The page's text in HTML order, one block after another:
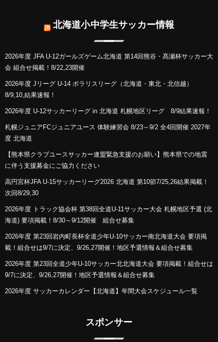
北海道小中学生サッカー情報
2026年度 JFA U-12ガールズゲーム北海道 第14回熊谷・髙瀬杯サッカー大
会 組合せ掲載！8/22,23開催
2026年度 Jリーグ U-14 ポラリスリーグ（北海道・東北・北信越）
8/9,10,結果速報！
2026年度 U-12サッカーリーグ in 北海道 札幌地区リーグ 8/9結果速報！
札幌ジュニアFCジュニアユース 体験練習会 8/23～9/2 全4回開催 2027年
度 北海道
【熊本県クラブユースサッカー連盟緊急支援のお願い】熊本県での地震
に伴う支援募金にご協力ください
高円宮杯JFA U-15サッカーリーグ2026 北海道 第10節7/25,26結果掲載！
次回8/29,30
2026年度 トラック協会杯 第38回全道U-11サッカー大会 札幌地区予選 (北
海道) 要項掲載！8/30～9/12開催 組合せ募集
2026年度 第23回岩内町長杯全道少年U-10サッカー南北海道大会 要項掲
載！組合せは9/7に決定、9/26,27開催！地区予選情報＆組合せ募集
2026年度 第23回全道少年U-10サッカー北北海道大会 要項掲載！組合せは
9/7に決定、9/26,27開催！地区予選情報＆組合せ募集
2026年度 サッカーカレンダー【北海道】年間大会スケジュール一覧
スポンサー